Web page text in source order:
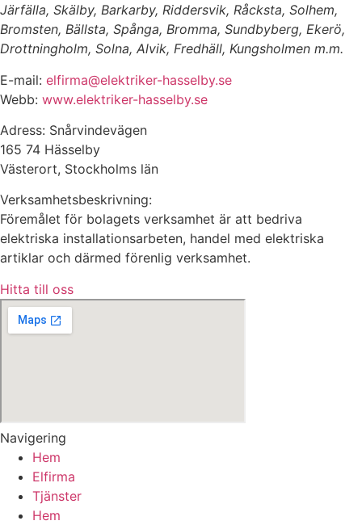
Järfälla, Skälby, Barkarby, Riddersvik, Råcksta, Solhem,
Bromsten, Bällsta, Spånga, Bromma, Sundbyberg, Ekerö,
Drottningholm, Solna, Alvik, Fredhäll, Kungsholmen m.m.
E-mail: elfirma@elektriker-hasselby.se
Webb: www.elektriker-hasselby.se
Adress: Snårvindevägen
165 74 Hässelby
Västerort, Stockholms län
Verksamhetsbeskrivning:
Föremålet för bolagets verksamhet är att bedriva
elektriska installationsarbeten, handel med elektriska
artiklar och därmed förenlig verksamhet.
Hitta till oss
Navigering
Hem
Elfirma
Tjänster
Hem